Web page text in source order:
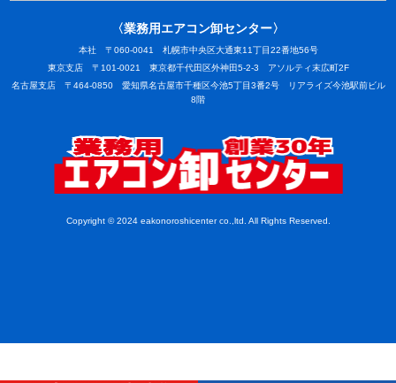
〈業務用エアコン卸センター〉
本社 〒060-0041 札幌市中央区大通東11丁目22番地56号
東京支店 〒101-0021 東京都千代田区外神田5-2-3 アソルティ末広町2F
名古屋支店 〒464-0850 愛知県名古屋市千種区今池5丁目3番2号 リアライズ今池駅前ビル
8階
Copyright © 2024 eakonoroshicenter co.,ltd. All Rights Reserved.